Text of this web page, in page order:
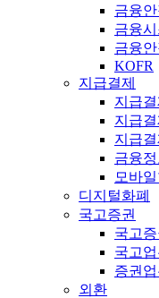
금융
금융
금융
KOFR
지급결제
지급
지급
지급
금융
모바
디지털화폐
국고증권
국고
국고
증권
외환